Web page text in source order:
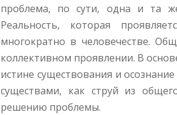
проблема, по сути, одна и та
Реальность, которая
многократно в человечестве.
коллективном проявлении. В
истине существования и
существами, как струй из
решению проблемы.